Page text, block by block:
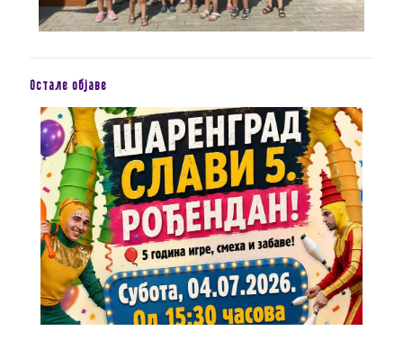
Остале објаве